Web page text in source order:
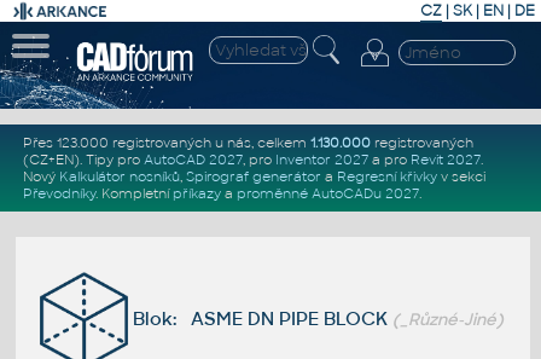
CZ | SK| EN | DE
Přes 123.000 registrovaných u nás, celkem 1.130.000registrovaných
(CZ+EN). Tipy pro AutoCAD 2027, pro Inventor 2027a pro Revit 2027.
Nový Kalkulátor nosníků, Spirograf generátor a Regresní křivkyv sekci
Převodníky. Kompletní příkazya proměnné AutoCADu 2027.
Blok: ASME DN PIPE BLOCK (_Různé-Jiné)